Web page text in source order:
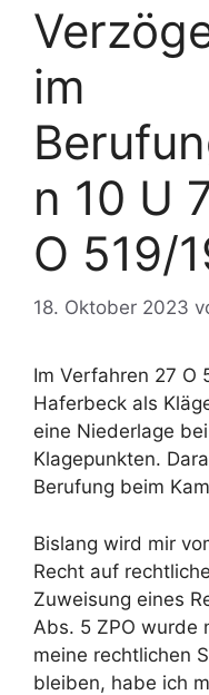
im
n 10 U
O 519/
18. Oktober 2023
Im Verfahren 27 O
Haferbeck als
eine Niederlage
Klagepunkten.
Berufung beim
Bislang wird mir
Recht auf
Zuweisung eines
Abs. 5 ZPO wurde
meine rechtlichen
bleiben, habe ich